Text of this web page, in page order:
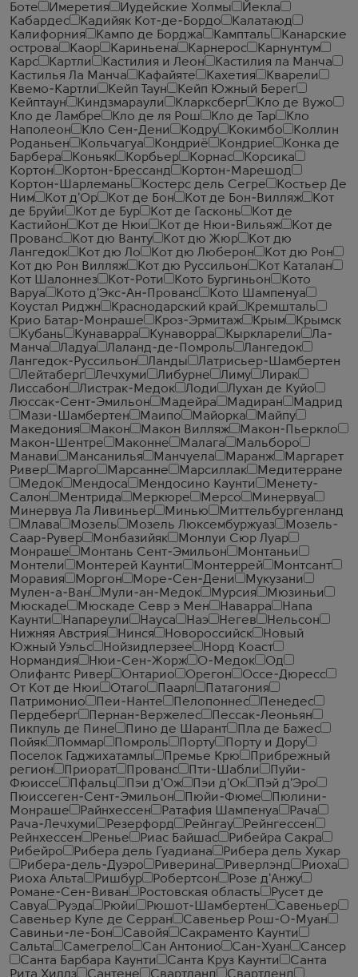
Боте
Имеретия Иудейские Холмы
Йекла
Кабардес
Кадийяк Кот-де-Бордо
Калатаюд
Калифорния
Кампо де Борджа Кампталь
Канарские
острова
Каор Кариньена Карнерос
Карнунтум
Карс
Картли Кастилия и Леон
Кастилия ла Манча
Кастилья Ла Манча
Кафайяте Кахетия
Кварели
Квемо-Картли
Кейп Таун
Кейп Южный Берег
Кейптаун
Киндзмараули Кларксберг
Кло де Вужо
Кло де Ламбре
Кло де ля Рош Кло де Тар
Кло
Наполеон
Кло Сен-Дени Кодру Кокимбо
Коллин
Роданьен
Кольчагуа Кондриё Кондрие
Конка де
Барбера
Коньяк Корбьер Корнас
Корсика
Кортон
Кортон-Брессанд
Кортон-Марешод
Кортон-Шарлемань
Костерс дель Сегре
Костьер Де
Ним
Кот д'Ор Кот де Бон Кот де Бон-Вилляж
Кот
де Бруйи
Кот де Бур Кот де Гасконь
Кот де
Кастийон
Кот де Нюи Кот де Нюи-Вильяж
Кот де
Прованс
Кот дю Ванту Кот дю Жюр
Кот дю
Лангедок
Кот дю Ло Кот дю Люберон
Кот дю Рон
Кот дю Рон Вилляж
Кот дю Руссильон
Кот Каталан
Кот Шалоннез
Кот-Роти Кото Бургиньон
Кото
Варуа
Кото д'Экс-Ан-Прованс
Кото Шампенуа
Коустал Риджн
Краснодарский край
Кремшталь
Крио Батар-Монраше
Кроз-Эрмитаж Крым
Крымск
Кубань
Кунаварра Кунаворра Кыркларели
Ла-
Манча
Ладуа Лаланд-де-Помроль
Лангедок
Лангедок-Руссильон
Ланды
Латрисьер-Шамбертен
Лейтаберг
Лечхуми Либурне Лиму
Лирак
Лиссабон
Листрак-Медок Лоди
Лухан де Куйо
Люссак-Сент-Эмильон
Мадейра Мадиран
Мадрид
Мази-Шамбертен
Маипо Майорка
Майпу
Македония
Макон Макон Вилляж
Макон-Пьеркло
Макон-Шентре
Маконне Малага
Мальборо
Манави
Мансанилья Манчуела Маранж
Маргарет
Ривер
Марго Марсанне Марсиллак
Медитерране
Медок
Мендоса Мендосино Каунти
Менету-
Салон
Ментрида Меркюре Мерсо
Минервуа
Минервуа Ла Ливиньер
Минью
Миттельбургенланд
Млава
Мозель Мозель Люксембуржуаз
Мозель-
Саар-Рувер
Монбазийяк
Монлуи Сюр Луар
Монраше
Монтань Сент-Эмильон
Монтаньи
Монтели
Монтерей Каунти Монтеррей
Монтсант
Моравия
Моргон Море-Сен-Дени
Мукузани
Мулен-а-Ван
Мули-ан-Медок Мурсия
Мюзиньи
Мюскаде
Мюскаде Севр э Мен Наварра
Напа
Каунти
Напареули Науса Наэ Негев
Нельсон
Нижняя Австрия
Нинся Новороссийск
Новый
Южный Уэльс
Нойзидлерзее
Норд Коаст
Нормандия
Нюи-Сен-Жорж О-Медок
Од
Олифантс Ривер
Онтарио Орегон
Оссе-Дюресс
От Кот де Нюи
Отаго Паарл
Патагония
Патримонио
Пеи-Нанте Пелопоннес
Пенедес
Пердеберг
Пернан-Вержелес
Пессак-Леоньян
Пикпуль де Пине
Пино де Шарант
Пла де Бажес
Пойяк
Поммар Помроль Порту
Порту и Дору
Поселок Гаджихатамлы
Премье Крю
Прибрежный
регион
Приорат Прованс Пти-Шабли
Пуйи-
Фюиссе
Пфальц Пэи д'Ож Пэи д'Ок
Пэй д'Эро
Пюиссеген-Сент-Эмильон
Пюйи-Фюме
Пюлини-
Монраше
Райнхессен Ратафия Шампенуа
Рача
Рача-Лечхуми
Резерфорд Рейнгау
Рейнгессен
Рейнхессен
Ренье Риас Байшас
Рибейра Сакра
Рибейро
Рибера дель Гуадиана
Рибера дель Хукар
Рибера-дель-Дуэро
Риверина Риверлэнд
Риоха
Риоха Альта
Ришбур Робертсон
Розе д'Анжу
Романе-Сен-Виван
Ростовская область
Русет де
Савуа
Руэда Рюйи Рюшот-Шамбертен
Савеньер
Савеньер Куле де Серран
Савеньер Рош-О-Муан
Савиньи-ле-Бон
Савойя
Сакраменто Каунти
Сальта
Самегрело Сан Антонио Сан-Хуан
Сансер
Санта Барбара Каунти
Санта Круз Каунти
Санта